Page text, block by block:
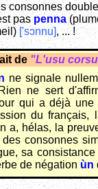
consonnes
paspenna
['sɔnnu], ... !
de "L'usu
ne signale
ne sert
qui a déjà
du
a, hélas, la
consonnes
sa
de négation ùn